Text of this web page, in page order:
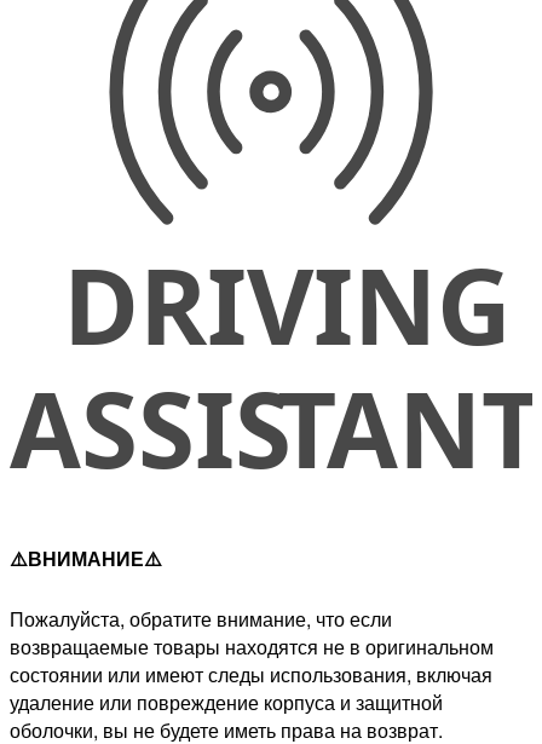
⚠️ВНИМАНИЕ⚠️
Пожалуйста, обратите внимание, что если
возвращаемые товары находятся не в оригинальном
состоянии или имеют следы использования, включая
удаление или повреждение корпуса и защитной
оболочки, вы не будете иметь права на возврат.